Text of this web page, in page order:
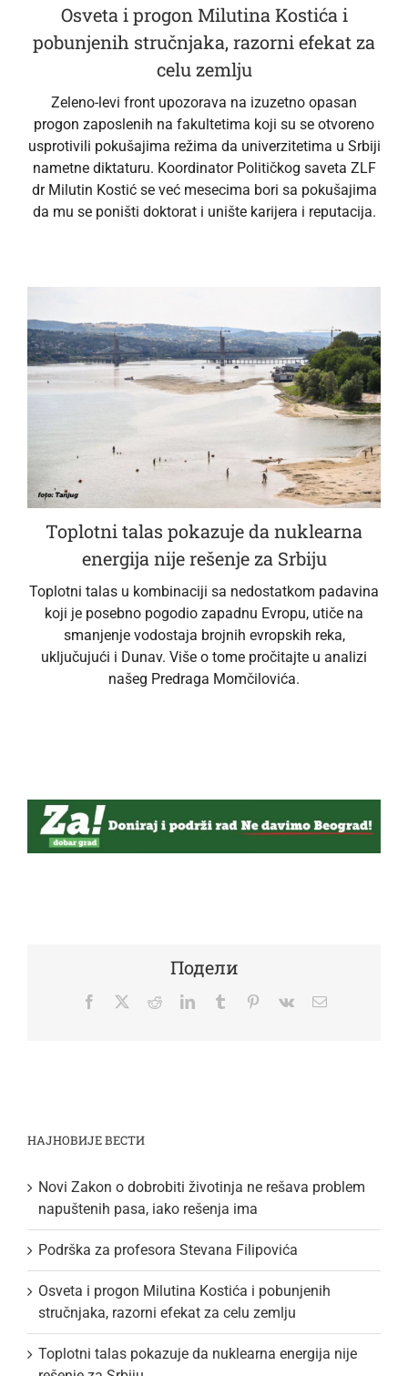
Osveta i progon Milutina Kostića i
pobunjenih stručnjaka, razorni efekat za
celu zemlju
Zeleno-levi front upozorava na izuzetno opasan
progon zaposlenih na fakultetima koji su se otvoreno
usprotivili pokušajima režima da univerzitetima u Srbiji
nametne diktaturu. Koordinator Političkog saveta ZLF
dr Milutin Kostić se već mesecima bori sa pokušajima
da mu se poništi doktorat i unište karijera i reputacija.
Toplotni talas pokazuje da nuklearna
energija nije rešenje za Srbiju
Toplotni talas u kombinaciji sa nedostatkom padavina
koji je posebno pogodio zapadnu Evropu, utiče na
smanjenje vodostaja brojnih evropskih reka,
uključujući i Dunav. Više o tome pročitajte u analizi
našeg Predraga Momčilovića.
Подели
Facebook
TwitterRedditLinkedInTumblr Pinterest
Vk Email
НАЈНОВИЈЕ ВЕСТИ
Novi Zakon o dobrobiti životinja ne rešava problem
napuštenih pasa, iako rešenja ima
Podrška za profesora Stevana Filipovića
Osveta i progon Milutina Kostića i pobunjenih
stručnjaka, razorni efekat za celu zemlju
Toplotni talas pokazuje da nuklearna energija nije